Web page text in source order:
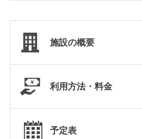
施設の概要
利用方法・料金
予定表